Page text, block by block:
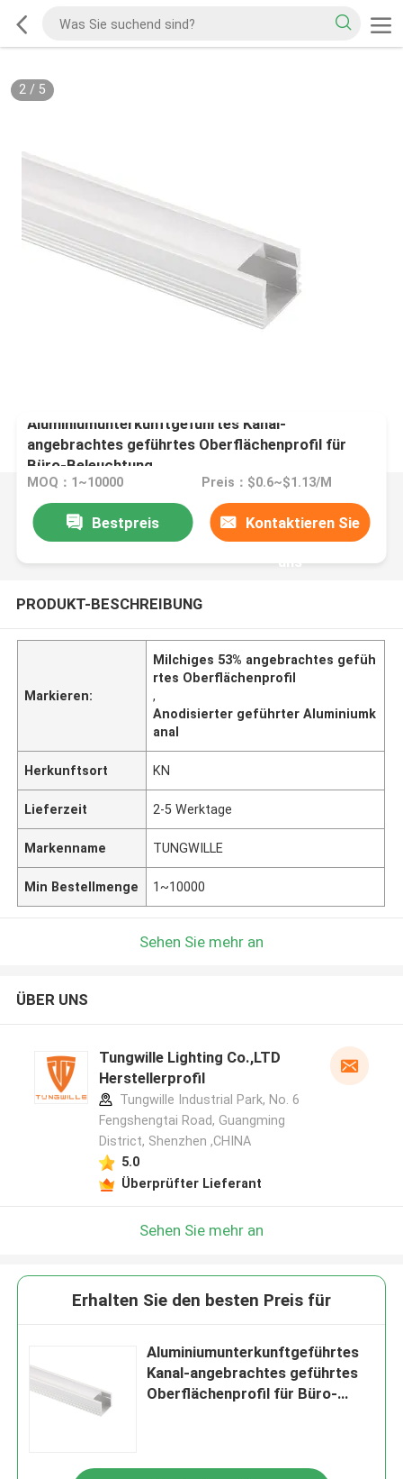
2/ 5
Aluminiumunterkunftgeführtes Kanal-
angebrachtes geführtes Oberflächenprofil für
Büro-Beleuchtung
MOQ：1~10000 Preis：$0.6~$1.13/M
Bestpreis Kontaktieren Sie
uns
PRODUKT-BESCHREIBUNG
Markieren:
Milchiges 53% angebrachtes gefüh
rtes Oberflächenprofil
,
Anodisierter geführter Aluminiumk
anal
Herkunftsort KN
Lieferzeit 2-5 Werktage
Markenname TUNGWILLE
Min Bestellmenge 1~10000
Sehen Sie mehr an
ÜBER UNS
Tungwille Lighting Co.,LTD
Herstellerprofil
Tungwille Industrial Park, No. 6
Fengshengtai Road, Guangming
District, Shenzhen ,CHINA
5.0
Überprüfter Lieferant
Sehen Sie mehr an
Erhalten Sie den besten Preis für
Aluminiumunterkunftgeführtes
Kanal-angebrachtes geführtes
Oberflächenprofil für Büro-